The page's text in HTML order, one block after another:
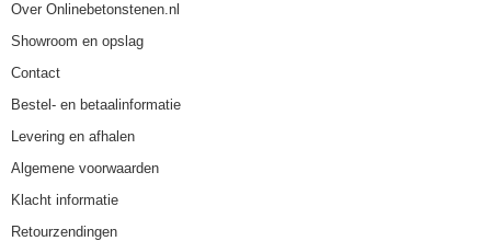
Over Onlinebetonstenen.nl
Showroom en opslag
Contact
Bestel- en betaalinformatie
Levering en afhalen
Algemene voorwaarden
Klacht informatie
Retourzendingen